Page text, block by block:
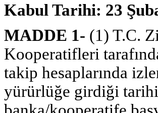
Kabul Tarihi: 23
MADDE 1- (1) T.C.
Kooperatifleri
takip hesaplarında
yürürlüğe girdiği